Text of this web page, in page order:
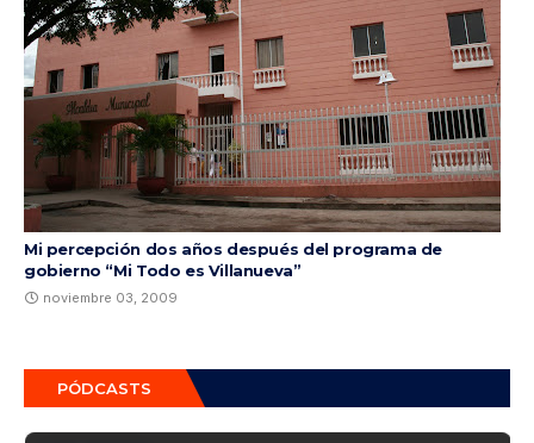
Mi percepción dos años después del programa de
gobierno “Mi Todo es Villanueva”
noviembre 03, 2009
PÓDCASTS